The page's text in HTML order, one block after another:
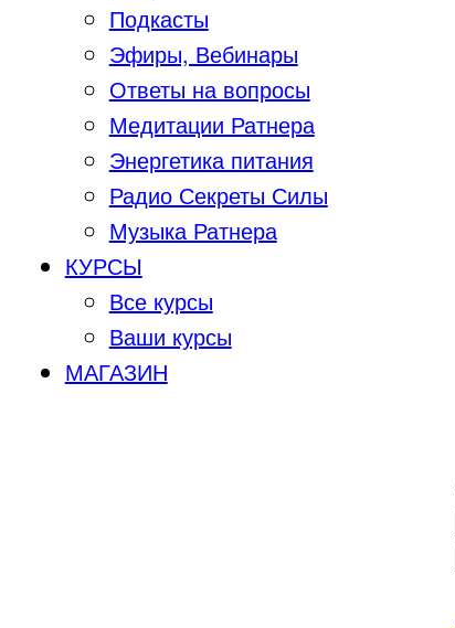
Подкасты
Эфиры, Вебинары
Ответы на вопросы
Медитации Ратнера
Энергетика питания
Радио Секреты Силы
Музыка Ратнера
КУРСЫ
Все курсы
Ваши курсы
МАГАЗИН